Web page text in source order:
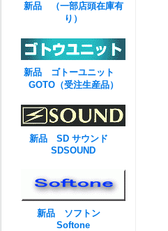
新品 （一部店頭在庫有
り）
新品 ゴトーユニット
GOTO（受注生産品）
新品 SD サウンド
SDSOUND
新品 ソフトン
Softone